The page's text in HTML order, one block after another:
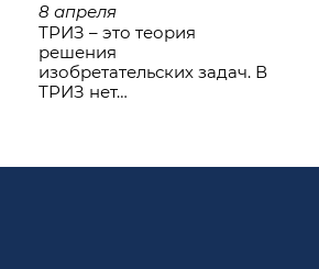
8 апреля
ТРИЗ – это теория
решения
изобретательских задач. В
ТРИЗ нет…